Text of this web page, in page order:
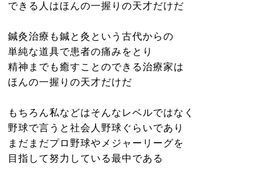
できる人はほんの一握りの天才だけだ
鍼灸治療も鍼と灸という古代からの
単純な道具で患者の痛みをとり
精神までも癒すことのできる治療家は
ほんの一握りの天才だけだ
もちろん私などはそんなレベルではなく
野球で言うと社会人野球ぐらいであり
まだまだプロ野球やメジャーリーグを
目指して努力している最中である